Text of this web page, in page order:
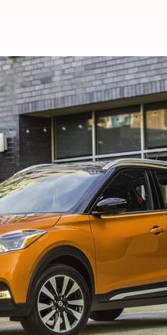
आकर्षक
वाहन निर्माता
अलग हैं। कंपनी
बेनिफिट भी दिया जा